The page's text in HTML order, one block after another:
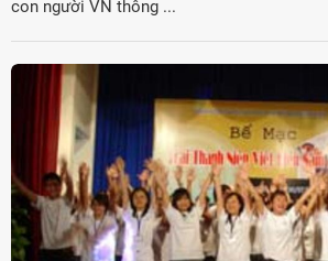
Việt Nam ở nước ngoài
con người VN thông ...